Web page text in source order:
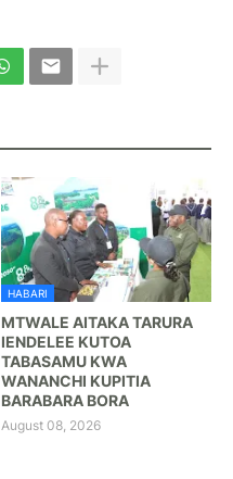
HABARI
MTWALE AITAKA TARURA
IENDELEE KUTOA
TABASAMU KWA
WANANCHI KUPITIA
BARABARA BORA ‎
August 08, 2026